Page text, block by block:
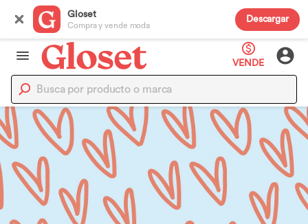
Gloset
Compra y vende moda
Descargar
VENDE